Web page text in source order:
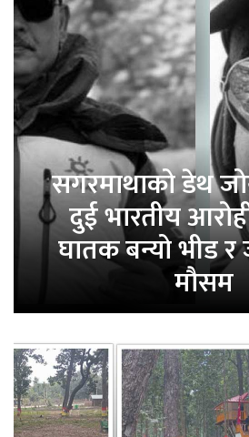
सगरमाथाको डेथ
दुई भारतीय
घातक बन्यो भीड र
मौसम